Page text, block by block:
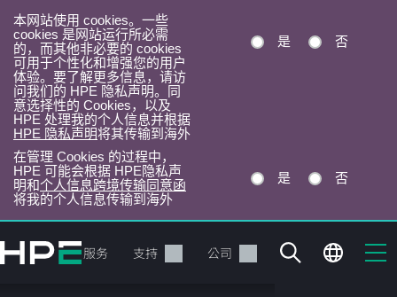
本网站使用 cookies。一些
cookies 是网站运行所必需
的，而其他非必要的 cookies
可用于个性化和增强您的用户
体验。要了解更多信息，请访
问我们的 HPE 隐私声明。同
意选择性的 Cookies，以及
HPE 处理我的个人信息并根据
HPE 隐私声明将其传输到海外
是 否
在管理 Cookies 的过程中，
HPE 可能会根据 HPE隐私声
明和个人信息跨境传输同意函
将我的个人信息传输到海外
是 否
转
到
产品 服务 支持 公司